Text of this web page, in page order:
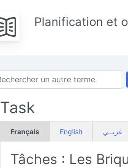
Planification et
Task
Français English عربــي
Tâches : Les